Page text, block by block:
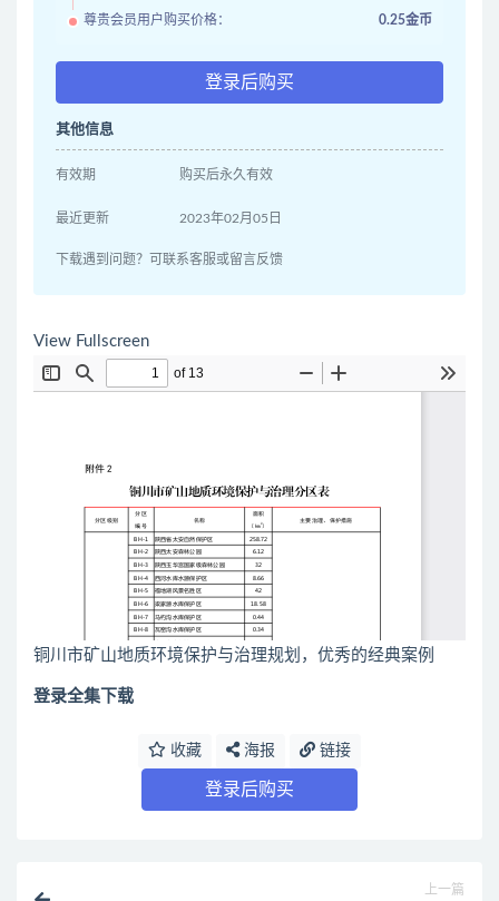
尊贵会员用户购买价格： 0.25金币
登录后购买
其他信息
有效期 购买后永久有效
最近更新 2023年02月05日
下载遇到问题？可联系客服或留言反馈
View Fullscreen
铜川市矿山地质环境保护与治理规划，优秀的经典案例
登录全集下载
收藏 海报 链接
登录后购买
上一篇